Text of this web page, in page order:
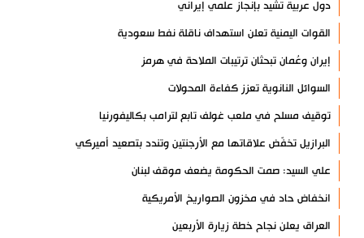
دول عربية تشيد بإنجاز علمي إيراني
القوات اليمنية تعلن استهداف ناقلة نفط سعودية
إيران وعُمان تبحثان ترتيبات الملاحة في هرمز
السوائل النانوية تعزز كفاءة المحولات
توقيف مسلح في ملعب غولف تابع لترامب بكاليفورنيا
البرازيل تخفّض علاقاتها مع الأرجنتين وتندد بتصعيد أميركي
علي السيد: صمت الحكومة يضعف موقف لبنان
انخفاض حاد في مخزون الصواريخ الأمريكية
العراق يعلن نجاح خطة زيارة الأربعين